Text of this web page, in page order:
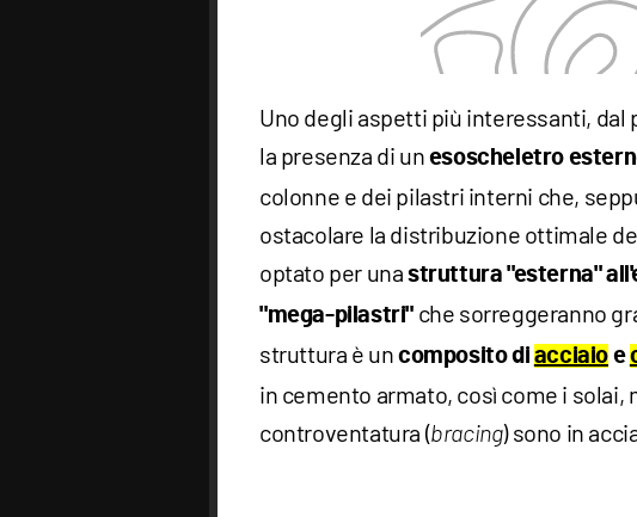
Uno degli aspetti più interessanti,
la presenza di un esoscheletro
colonne e dei pilastri interni che,
ostacolare la distribuzione ottimale
optato per una struttura "esterna"
"mega-pilastri" che sorreggeranno
struttura è un composito di acciaio e
in cemento armato, così come i
controventatura (bracing) sono in